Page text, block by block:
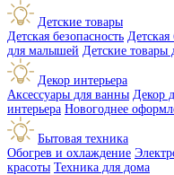
Детские товары
Детская безопасность
для малышей Детские товары
Декор интерьера
Аксессуары для ванны Декор
интерьера Новогоднее
Бытовая техника
Обогрев и охлаждение
красоты Техника для дома